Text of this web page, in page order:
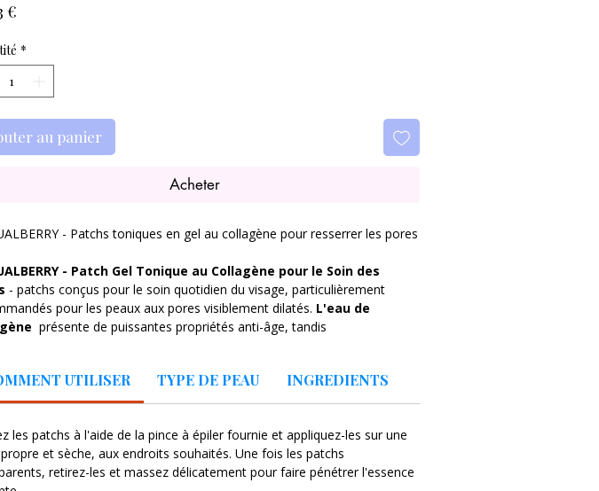
€
*
au panier
Acheter
- Patchs toniques en gel au collagène pour resserrer les pores
- Patch Gel Tonique au Collagène pour le Soin des
- patchs conçus pour le soin quotidien du visage, particulièrement
pour les peaux aux pores visiblement dilatés. L'eau de
présente de puissantes propriétés anti-âge, tandis
les pores dilatés et à réduire la sécrétion de sébum.L'extrait
asiaticaassure une bonne hydratation cutanée et favorise la
à réduire les rides et renforce les propriétés anti-âge des patchs.
sont conditionnés dans une boîte hermétique, munie d'une pince à
pour un retrait hygiénique. Le paquet contient 60 patchs.
UTILISER TYPE DE PEAU INGREDIENTS
les patchs à l'aide de la pince à épiler fournie et appliquez-les sur une
et sèche, aux endroits souhaités. Une fois les patchs
retirez-les et massez délicatement pour faire pénétrer l'essence